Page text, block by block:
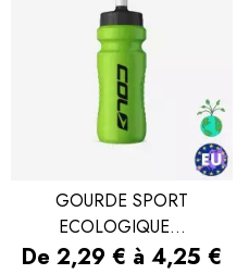
GOURDE SPORT
ECOLOGIQUE...
Prix
De 2,29 € à 4,25 €